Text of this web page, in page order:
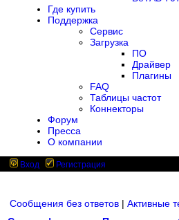
Где купить
Поддержка
Сервис
Загрузка
ПО
Драйвер
Плагины
FAQ
Таблицы частот
Коннекторы
Форум
Пресса
О компании
Вход Регистрация
Сообщения без ответов | Активные